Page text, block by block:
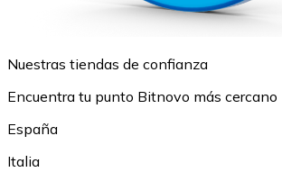
Nuestras tiendas de confianza
Encuentra tu punto Bitnovo más cercano
España
Italia